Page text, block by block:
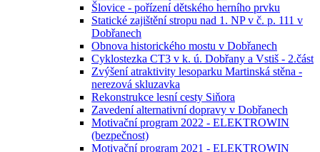
Šlovice - pořízení dětského herního prvku
Statické zajištění stropu nad 1. NP v č. p. 111 v
Dobřanech
Obnova historického mostu v Dobřanech
Cyklostezka CT3 v k. ú. Dobřany a Vstiš - 2.část
Zvýšení atraktivity lesoparku Martinská stěna -
nerezová skluzavka
Rekonstrukce lesní cesty Siňora
Zavedení alternativní dopravy v Dobřanech
Motivační program 2022 - ELEKTROWIN
(bezpečnost)
Motivační program 2021 - ELEKTROWIN